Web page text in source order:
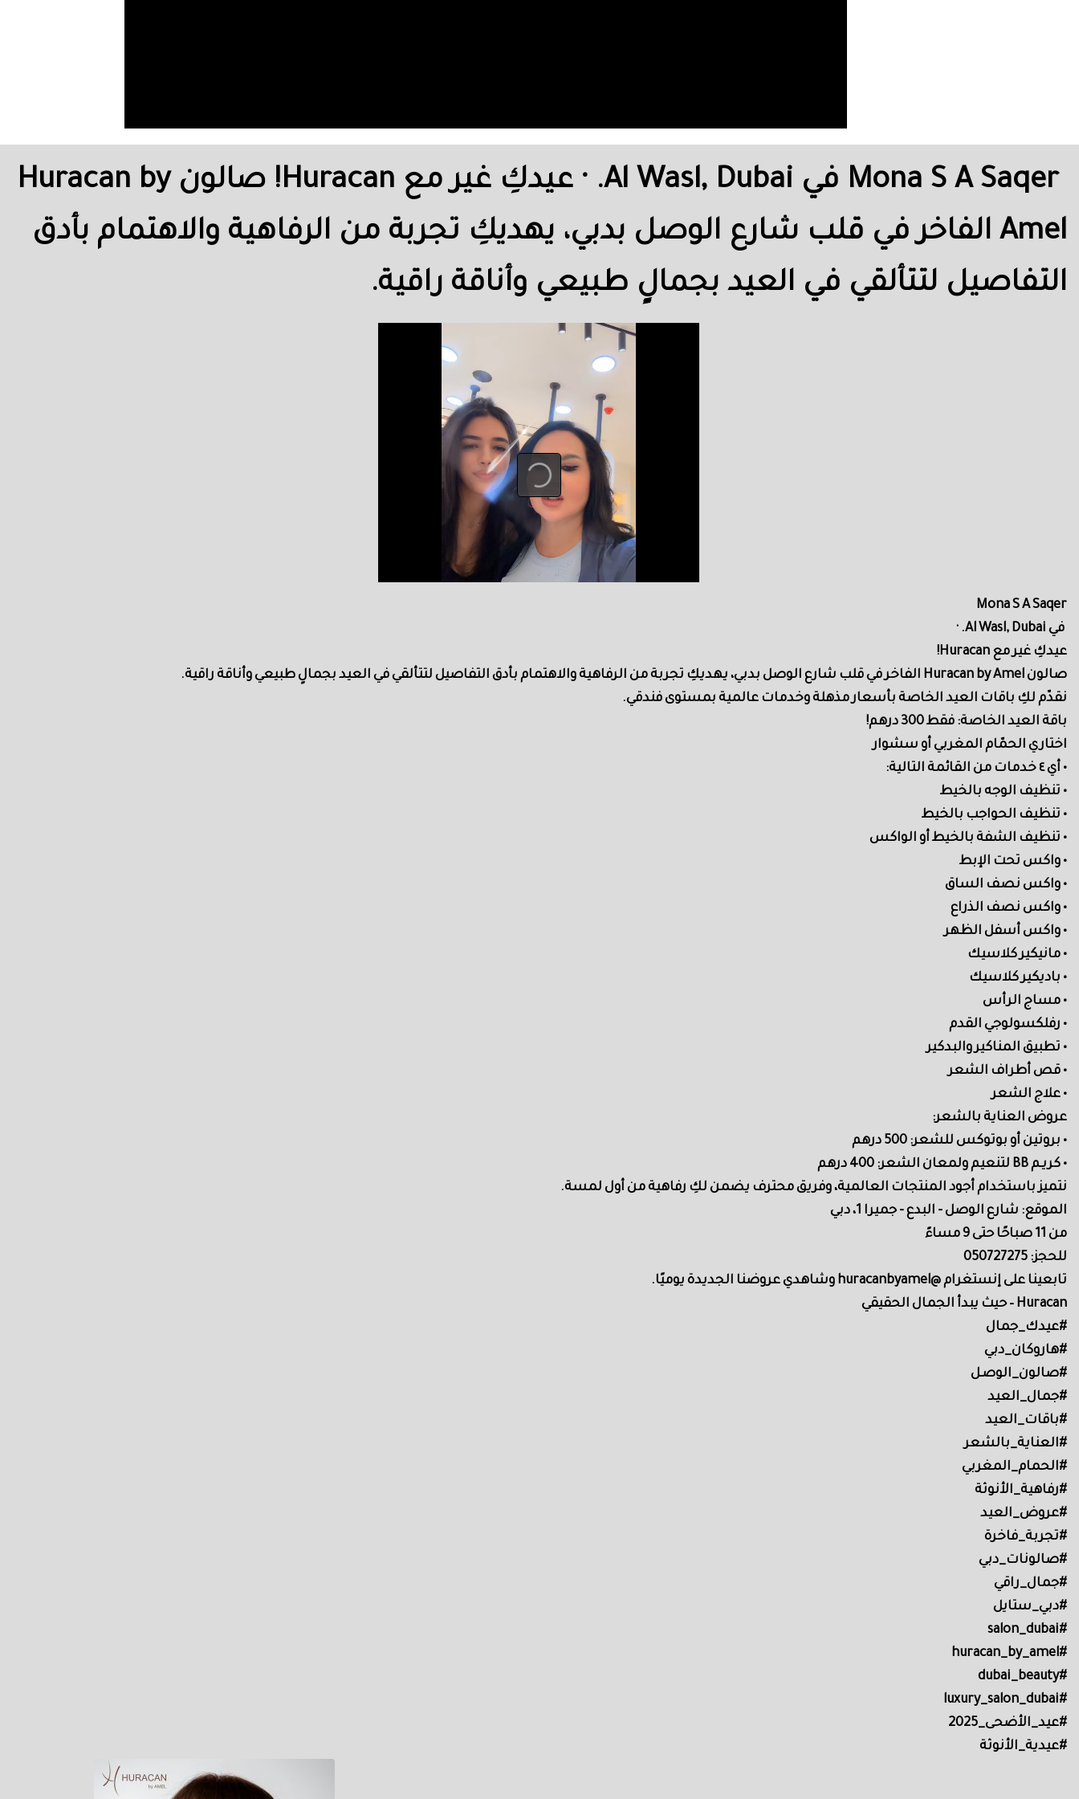
‎Mona S A Saqer ‎‏ في ‏‎Al Wasl, Dubai‎‏. · عيدكِ غير مع Huracan! صالون Huracan by
Amel الفاخر في قلب شارع الوصل بدبي، يهديكِ تجربة من الرفاهية والاهتمام بأدق
التفاصيل لتتألقي في العيد بجمالٍ طبيعي وأناقة راقية.
‎Mona S A Saqer
عيدكِ غير مع Huracan!
صالون Huracan by Amel الفاخر في قلب شارع الوصل بدبي، يهديكِ تجربة من الرفاهية والاهتمام بأدق التفاصيل لتتألقي في العيد بجمالٍ طبيعي وأناقة راقية.
نقدّم لكِ باقات العيد الخاصة بأسعار مذهلة وخدمات عالمية بمستوى فندقي.
باقة العيد الخاصة: فقط 300 درهم!
اختاري الحمّام المغربي أو سشوار
• أي ٤ خدمات من القائمة التالية:
• تنظيف الوجه بالخيط
• تنظيف الحواجب بالخيط
• تنظيف الشفة بالخيط أو الواكس
• واكس تحت الإبط
• واكس نصف الساق
• واكس نصف الذراع
• واكس أسفل الظهر
• مانيكير كلاسيك
• باديكير كلاسيك
• مساج الرأس
• رفلكسولوجي القدم
• تطبيق المناكير والبدكير
• قص أطراف الشعر
• علاج الشعر
عروض العناية بالشعر:
• بروتين أو بوتوكس للشعر: 500 درهم
• كريـم BB لتنعيم ولمعان الشعر: 400 درهم
نتميز باستخدام أجود المنتجات العالمية، وفريق محترف يضمن لكِ رفاهية من أول لمسة.
الموقع: شارع الوصل - البدع - جميرا 1، دبي
من 11 صباحًا حتى 9 مساءً
للحجز: 050727275
تابعينا على إنستغرام @huracanbyamel وشاهدي عروضنا الجديدة يوميًا.
Huracan – حيث يبدأ الجمال الحقيقي
#عيدك_جمال
#هاروكان_دبي
#صالون_الوصـل
#جمال_العيد
#باقات_العيد
#العناية_بالشعر
#الحمام_المغربي
#رفاهية_الأنوثة
#عروض_العيد
#تجربة_فاخرة
#صالونات_دبي
#جمال_راقي
#دبي_ستايل
#salon_dubai
#huracan_by_amel
#dubai_beauty
#luxury_salon_dubai
#عيد_الأضحى_2025
#عيدية_الأنوثة